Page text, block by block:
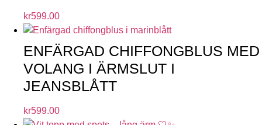
kr599.00
ENFÄRGAD CHIFFONGBLUS MED
VOLANG I ÄRMSLUT I
JEANSBLÅTT
kr599.00